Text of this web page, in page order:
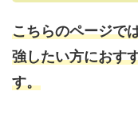
こちらのページで
強したい方におす
す。